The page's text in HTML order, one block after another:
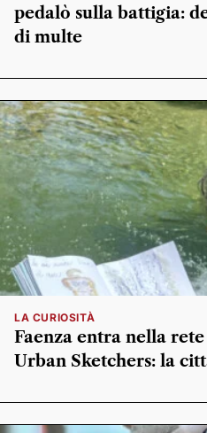
pedalò sulla battigia:
di multe
LA CURIOSITÀ
Faenza entra nella
Urban Sketchers: la